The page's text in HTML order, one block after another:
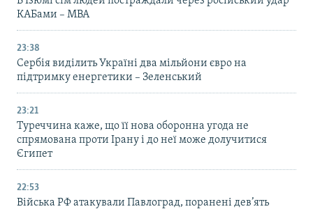
КАБами – МВА
23:38
Сербія виділить Україні два мільйони євро на
підтримку енергетики – Зеленський
23:21
Туреччина каже, що її нова оборонна угода не
спрямована проти Ірану і до неї може долучитися
Єгипет
22:53
Війська РФ атакували Павлоград, поранені дев’ять